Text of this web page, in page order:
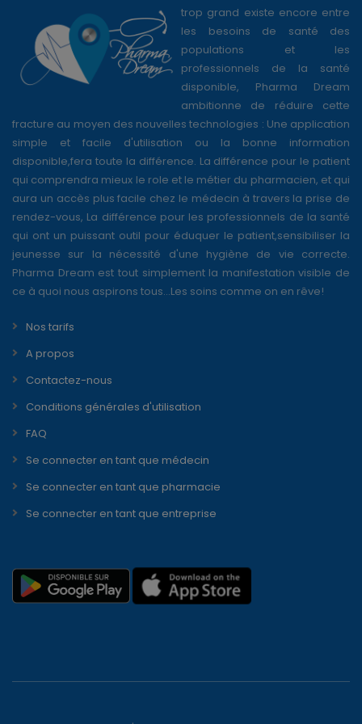
trop grand existe encore entre
les besoins de santé des
populations et les
professionnels de la santé
disponible, Pharma Dream
ambitionne de réduire cette
fracture au moyen des nouvelles technologies : Une application
simple et facile d'utilisation ou la bonne information
disponible,fera toute la différence. La différence pour le patient
qui comprendra mieux le role et le métier du pharmacien, et qui
aura un accès plus facile chez le médecin à travers la prise de
rendez-vous, La différence pour les professionnels de la santé
qui ont un puissant outil pour éduquer le patient,sensibiliser la
jeunesse sur la nécessité d'une hygiène de vie correcte.
Pharma Dream est tout simplement la manifestation visible de
ce à quoi nous aspirons tous...Les soins comme on en rêve!
Nos tarifs
A propos
Contactez-nous
Conditions générales d'utilisation
FAQ
Se connecter en tant que médecin
Se connecter en tant que pharmacie
Se connecter en tant que entreprise